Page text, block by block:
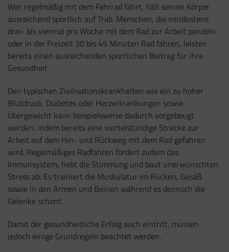
Wer regelmäßig mit dem Fahrrad fährt, hält seinen Körper
ausreichend sportlich auf Trab. Menschen, die mindestens
drei- bis viermal pro Woche mit dem Rad zur Arbeit pendeln
oder in der Freizeit 30 bis 45 Minuten Rad fahren, leisten
bereits einen ausreichenden sportlichen Beitrag für ihre
Gesundheit.
Den typischen Zivilisationskrankheiten wie ein zu hoher
Blutdruck, Diabetes oder Herzerkrankungen sowie
Übergewicht kann beispielsweise dadurch vorgebeugt
werden, indem bereits eine viertelstündige Strecke zur
Arbeit auf dem Hin- und Rückweg mit dem Rad gefahren
wird. Regelmäßiges Radfahren fördert zudem das
Immunsystem, hebt die Stimmung und baut unerwünschten
Stress ab. Es trainiert die Muskulatur im Rücken, Gesäß
sowie in den Armen und Beinen während es dennoch die
Gelenke schont.
Damit der gesundheitliche Erfolg auch eintritt, müssen
jedoch einige Grundregeln beachtet werden.